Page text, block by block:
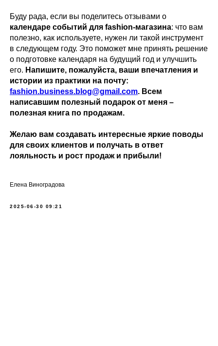
Буду рада, если вы поделитесь отзывами о
календаре событий для fashion-магазина: что вам
полезно, как используете, нужен ли такой инструмент
в следующем году. Это поможет мне принять решение
о подготовке календаря на будущий год и улучшить
его. Напишите, пожалуйста, ваши впечатления и
истории из практики на почту:
fashion.business.blog@gmail.com. Всем
написавшим полезный подарок от меня –
полезная книга по продажам.
Желаю вам создавать интересные яркие поводы
для своих клиентов и получать в ответ
лояльность и рост продаж и прибыли!
Елена Виноградова
2025-06-30 09:21